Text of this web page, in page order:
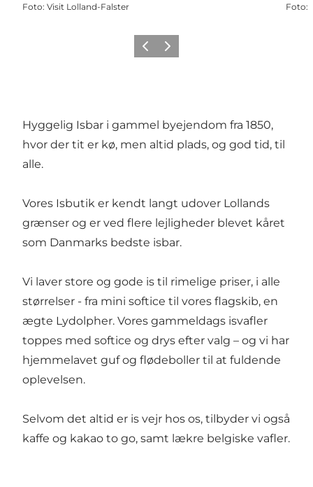
Foto: Visit Lolland-Falster Foto:
ForrigeNæste
Hyggelig Isbar i gammel byejendom fra 1850,
hvor der tit er kø, men altid plads, og god tid, til
alle.
Vores Isbutik er kendt langt udover Lollands
grænser og er ved flere lejligheder blevet kåret
som Danmarks bedste isbar.
Vi laver store og gode is til rimelige priser, i alle
størrelser - fra mini softice til vores flagskib, en
ægte Lydolpher. Vores gammeldags isvafler
toppes med softice og drys efter valg – og vi har
hjemmelavet guf og flødeboller til at fuldende
oplevelsen.
Selvom det altid er is vejr hos os, tilbyder vi også
kaffe og kakao to go, samt lækre belgiske vafler.